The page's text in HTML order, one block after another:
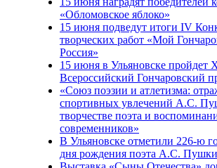
«Обломовское яблоко»
15 июня подведут итоги IV
творческих работ «Мой
Россия»
15 июня в Ульяновске пройдет
Всероссийский Гончаровский
«Союз поэзии и атлетизма:
спортивных увлечений А.С.
творчестве поэта и
современников»
В Ульяновске отметили 226-ю
дня рождения поэта А.С.